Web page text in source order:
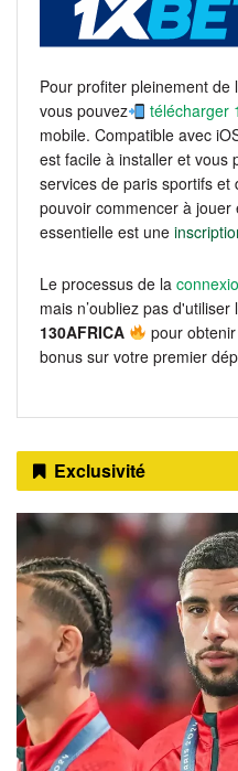
Pour profiter pleinement
vous pouvez
télécharger
mobile. Compatible avec
est facile à installer et vous
services de paris sportifs
pouvoir commencer à
essentielle est une
Le processus de la
mais n’oubliez pas d'utiliser
130AFRICA
pour
bonus sur votre premier
Exclusivité